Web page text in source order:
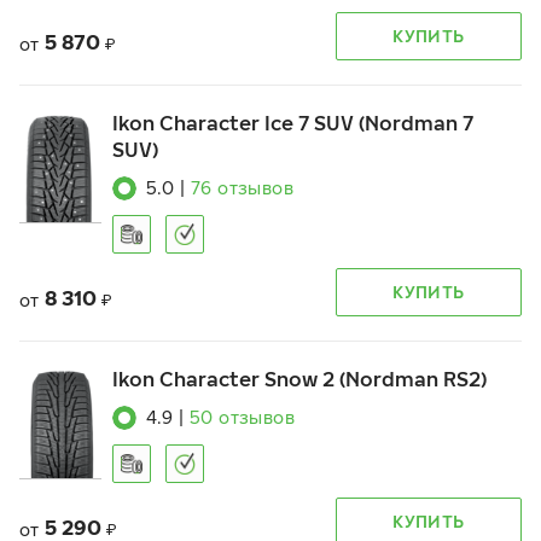
от 5 870 ₽ КУПИТЬ
Ikon Character Ice 7 SUV (Nordman 7
SUV)
5.0 76 отзывов
от 8 310 ₽ КУПИТЬ
Ikon Character Snow 2 (Nordman RS2)
4.9 50 отзывов
от 5 290 ₽ КУПИТЬ